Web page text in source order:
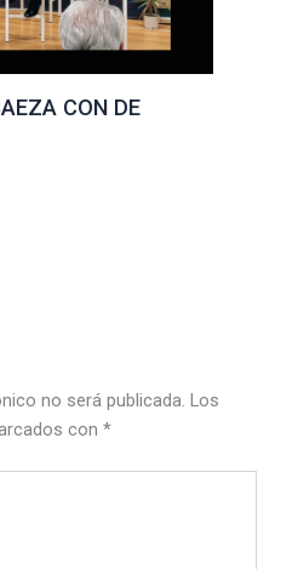
CON DE
no será publicada. Los
con *